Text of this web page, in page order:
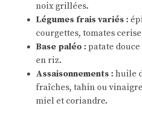
noix grillées.
Légumes frais variés :
courgettes, tomates
Base paléo : patate
en riz.
Assaisonnements : huile
fraîches, tahin ou
miel et coriandre.